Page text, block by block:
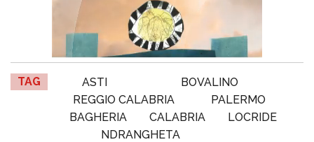
TAG ASTI
BOVALINO
REGGIO CALABRIA
PALERMO
BAGHERIA
CALABRIA
LOCRIDE
NDRANGHETA